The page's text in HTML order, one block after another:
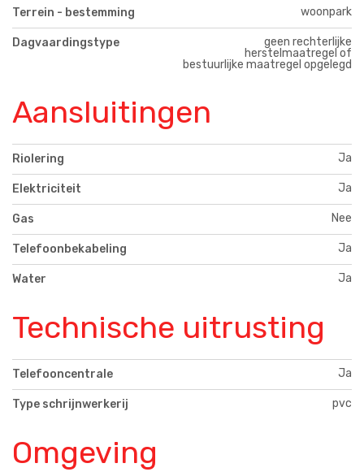
Terrein - bestemming woonpark
Dagvaardingstype
geen rechterlijke
herstelmaatregel of
bestuurlijke maatregel opgelegd
Aansluitingen
Riolering Ja
Elektriciteit Ja
Gas Nee
Telefoonbekabeling Ja
Water Ja
Technische uitrusting
Telefooncentrale Ja
Type schrijnwerkerij pvc
Omgeving